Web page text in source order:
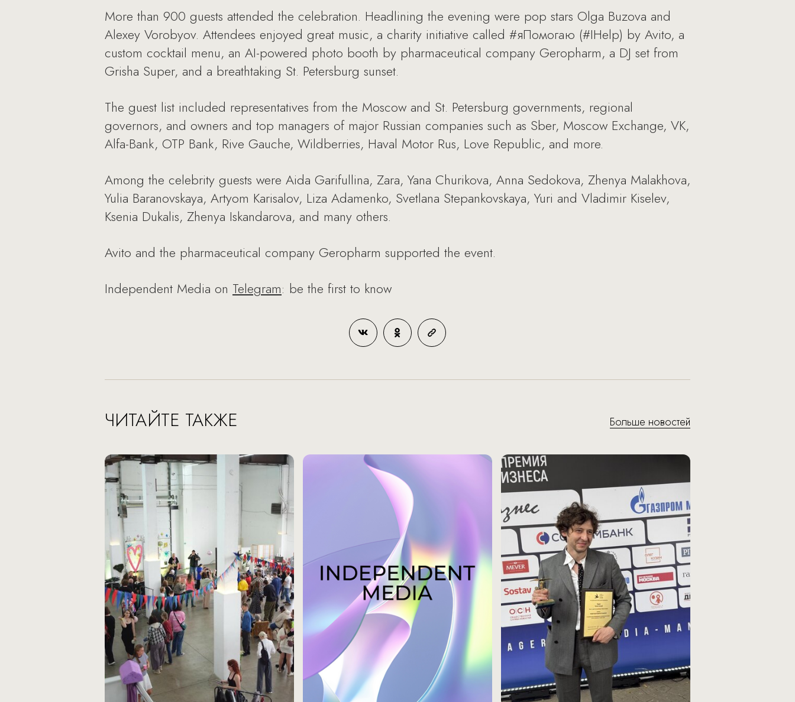
More than 900 guests attended the celebration. Headlining the evening were pop stars Olga Buzova and
Alexey Vorobyov. Attendees enjoyed great music, a charity initiative called #яПомогаю (#IHelp) by Avito, a
custom cocktail menu, an AI-powered photo booth by pharmaceutical company Geropharm, a DJ set from
Grisha Super, and a breathtaking St. Petersburg sunset.
The guest list included representatives from the Moscow and St. Petersburg governments, regional
governors, and owners and top managers of major Russian companies such as Sber, Moscow Exchange, VK,
Alfa-Bank, OTP Bank, Rive Gauche, Wildberries, Haval Motor Rus, Love Republic, and more.
Among the celebrity guests were Aida Garifullina, Zara, Yana Churikova, Anna Sedokova, Zhenya Malakhova,
Yulia Baranovskaya, Artyom Karisalov, Liza Adamenko, Svetlana Stepankovskaya, Yuri and Vladimir Kiselev,
Ksenia Dukalis, Zhenya Iskandarova, and many others.
Avito and the pharmaceutical company Geropharm supported the event.
Independent Media on Telegram: be the first to know
ЧИТАЙТЕ ТАКЖЕ Больше новостей